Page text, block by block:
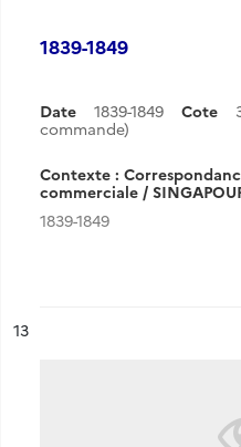
1839-1849
Date 1839-1849 Cote
commande)
Contexte :
commerciale /
1839-1849
n°
13